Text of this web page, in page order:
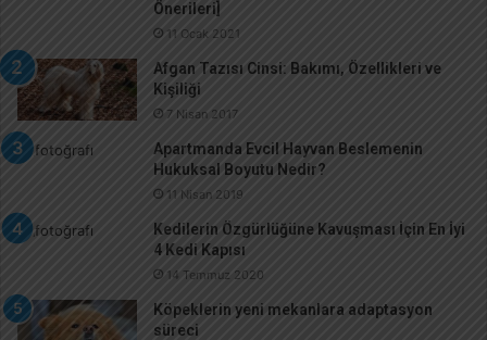
Önerileri]
11 Ocak 2021
Afgan Tazısı Cinsi: Bakımı, Özellikleri ve
Kişiliği
7 Nisan 2017
Apartmanda Evcil Hayvan Beslemenin
Hukuksal Boyutu Nedir?
11 Nisan 2019
Kedilerin Özgürlüğüne Kavuşması İçin En İyi
4 Kedi Kapısı
14 Temmuz 2020
Köpeklerin yeni mekanlara adaptasyon
süreci